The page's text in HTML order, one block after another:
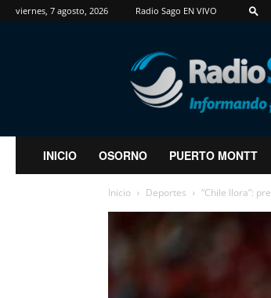
viernes, 7 agosto, 2026 Radio Sago EN VIVO
RadioSago
INICIO OSORNO PUERTO MONTT
Inicio Deportes “Chile llora”: